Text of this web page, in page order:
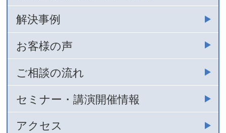
解決事例
お客様の声
ご相談の流れ
セミナー・講演開催情報
アクセス